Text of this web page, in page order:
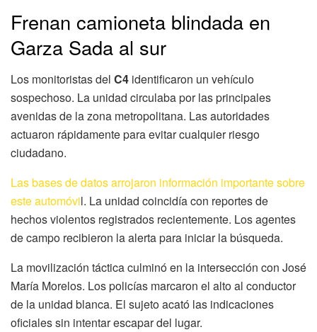
Frenan camioneta blindada en
Garza Sada al sur
Los monitoristas del C4 identificaron un vehículo
sospechoso. La unidad circulaba por las principales
avenidas de la zona metropolitana. Las autoridades
actuaron rápidamente para evitar cualquier riesgo
ciudadano.
Las bases de datos arrojaron información importante sobre
este automóvil. La unidad coincidía con reportes de
hechos violentos registrados recientemente. Los agentes
de campo recibieron la alerta para iniciar la búsqueda.
La movilización táctica culminó en la intersección con José
María Morelos. Los policías marcaron el alto al conductor
de la unidad blanca. El sujeto acató las indicaciones
oficiales sin intentar escapar del lugar.